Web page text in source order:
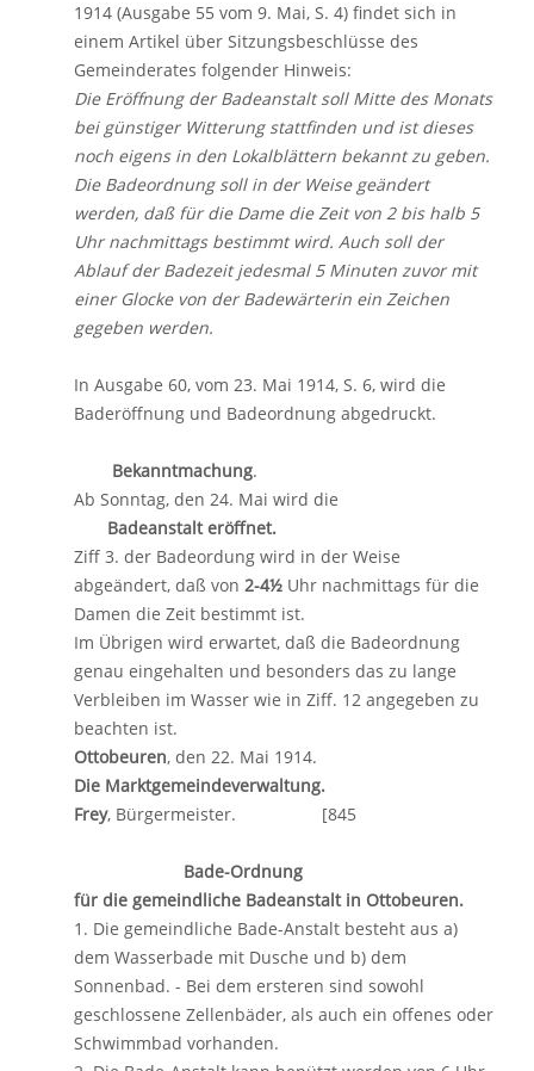
1914 (Ausgabe 55 vom 9. Mai, S. 4) findet sich in
einem Artikel über Sitzungsbeschlüsse des
Gemeinderates folgender Hinweis:
Die Eröffnung der Badeanstalt soll Mitte des Monats
bei günstiger Witterung stattfinden und ist dieses
noch eigens in den Lokalblättern bekannt zu geben.
Die Badeordnung soll in der Weise geändert
werden, daß für die Dame die Zeit von 2 bis halb 5
Uhr nachmittags bestimmt wird. Auch soll der
Ablauf der Badezeit jedesmal 5 Minuten zuvor mit
einer Glocke von der Badewärterin ein Zeichen
gegeben werden.
In Ausgabe 60, vom 23. Mai 1914, S. 6, wird die
Baderöffnung und Badeordnung abgedruckt.
Bekanntmachung.
Ab Sonntag, den 24. Mai wird die
Badeanstalt eröffnet.
Ziff 3. der Badeordung wird in der Weise
abgeändert, daß von 2-4½ Uhr nachmittags für die
Damen die Zeit bestimmt ist.
Im Übrigen wird erwartet, daß die Badeordnung
genau eingehalten und besonders das zu lange
Verbleiben im Wasser wie in Ziff. 12 angegeben zu
beachten ist.
Ottobeuren, den 22. Mai 1914.
Die Marktgemeindeverwaltung.
Frey, Bürgermeister. [845
Bade-Ordnung
für die gemeindliche Badeanstalt in Ottobeuren.
1. Die gemeindliche Bade-Anstalt besteht aus a)
dem Wasserbade mit Dusche und b) dem
Sonnenbad. - Bei dem ersteren sind sowohl
geschlossene Zellenbäder, als auch ein offenes oder
Schwimmbad vorhanden.